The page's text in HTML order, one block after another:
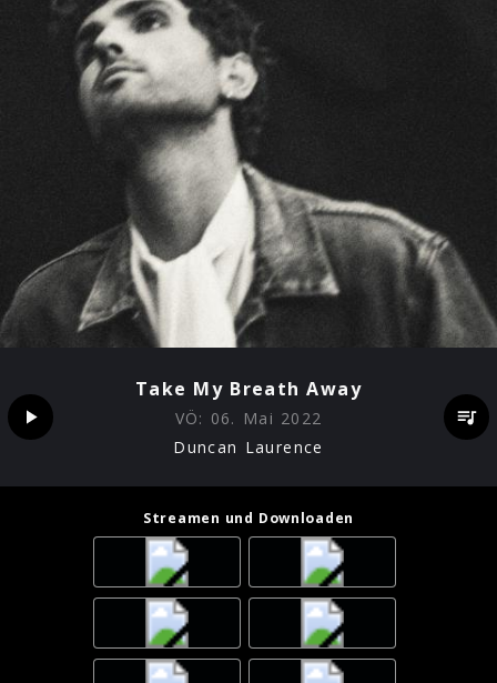
Take My Breath Away
VÖ: 06. Mai 2022
Duncan Laurence
Streamen und Downloaden